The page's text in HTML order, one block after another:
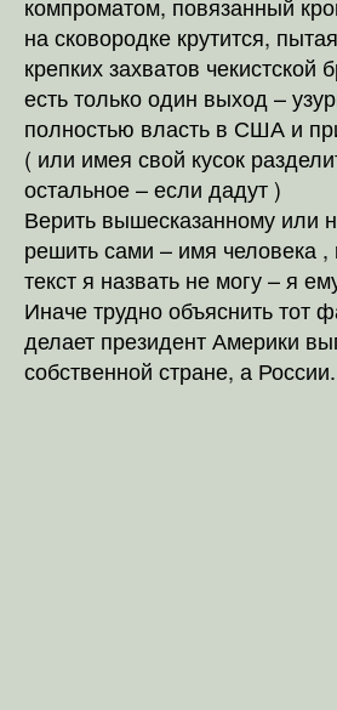
на сковородке крутится,
крепких захватов чекистской
есть только один выход –
полностью власть в США и
( или имея свой кусок
остальное – если дадут )
Верить вышесказанному или
решить сами – имя человека
текст я назвать не могу – я
Иначе трудно объяснить тот
делает президент Америки
собственной стране, а России.